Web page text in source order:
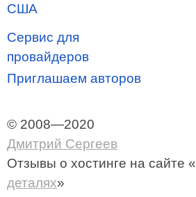
США
Сервис для
провайдеров
Приглашаем авторов
© 2008—2020
Дмитрий Сергеев
Отзывы о хостинге на сайте «
деталях»